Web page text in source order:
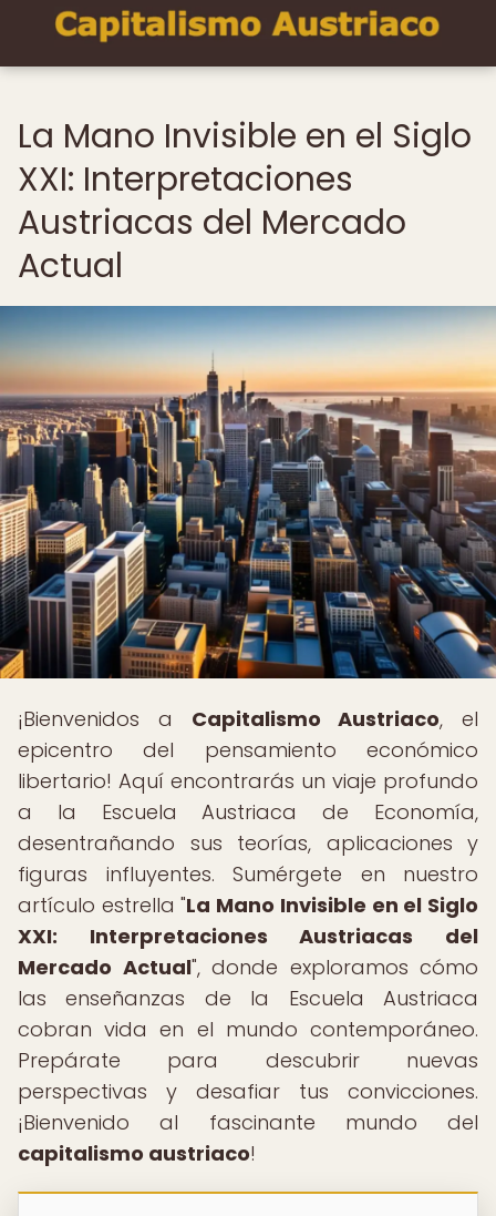
La Mano Invisible en el Siglo
XXI: Interpretaciones
Austriacas del Mercado
Actual
¡Bienvenidos a Capitalismo Austriaco, el
epicentro del pensamiento económico
libertario! Aquí encontrarás un viaje profundo
a la Escuela Austriaca de Economía,
desentrañando sus teorías, aplicaciones y
figuras influyentes. Sumérgete en nuestro
artículo estrella "La Mano Invisible en el Siglo
XXI: Interpretaciones Austriacas del
Mercado Actual", donde exploramos cómo
las enseñanzas de la Escuela Austriaca
cobran vida en el mundo contemporáneo.
Prepárate para descubrir nuevas
perspectivas y desafiar tus convicciones.
¡Bienvenido al fascinante mundo del
capitalismo austriaco!